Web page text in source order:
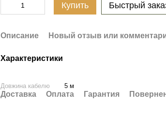
Купить Быстрый
Описание Новый отзыв или
Характеристики
Довжина кабелю 5 м
Доставка Оплата Гарантия